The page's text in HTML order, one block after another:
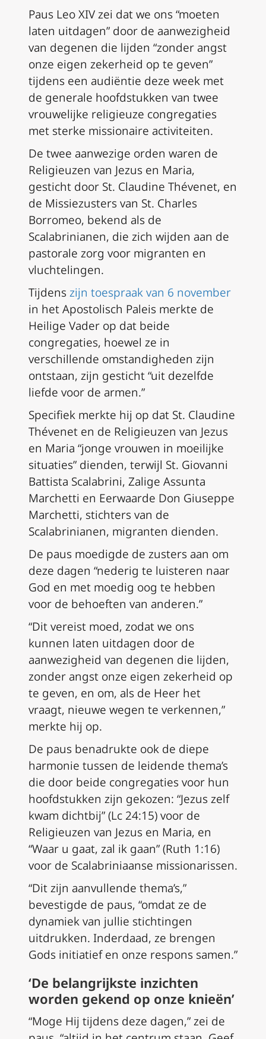
Paus Leo XIV zei dat we ons “moeten
laten uitdagen” door de aanwezigheid
van degenen die lijden “zonder angst
onze eigen zekerheid op te geven”
tijdens een audiëntie deze week met
de generale hoofdstukken van twee
vrouwelijke religieuze congregaties
met sterke missionaire activiteiten.
De twee aanwezige orden waren de
Religieuzen van Jezus en Maria,
gesticht door St. Claudine Thévenet, en
de Missiezusters van St. Charles
Borromeo, bekend als de
Scalabrinianen, die zich wijden aan de
pastorale zorg voor migranten en
vluchtelingen.
Tijdens zijn toespraak van 6 november
in het Apostolisch Paleis merkte de
Heilige Vader op dat beide
congregaties, hoewel ze in
verschillende omstandigheden zijn
ontstaan, zijn gesticht “uit dezelfde
liefde voor de armen.”
Specifiek merkte hij op dat St. Claudine
Thévenet en de Religieuzen van Jezus
en Maria “jonge vrouwen in moeilijke
situaties” dienden, terwijl St. Giovanni
Battista Scalabrini, Zalige Assunta
Marchetti en Eerwaarde Don Giuseppe
Marchetti, stichters van de
Scalabrinianen, migranten dienden.
De paus moedigde de zusters aan om
deze dagen “nederig te luisteren naar
God en met moedig oog te hebben
voor de behoeften van anderen.”
“Dit vereist moed, zodat we ons
kunnen laten uitdagen door de
aanwezigheid van degenen die lijden,
zonder angst onze eigen zekerheid op
te geven, en om, als de Heer het
vraagt, nieuwe wegen te verkennen,”
merkte hij op.
De paus benadrukte ook de diepe
harmonie tussen de leidende thema’s
die door beide congregaties voor hun
hoofdstukken zijn gekozen: “Jezus zelf
kwam dichtbij” (Lc 24:15) voor de
Religieuzen van Jezus en Maria, en
“Waar u gaat, zal ik gaan” (Ruth 1:16)
voor de Scalabriniaanse missionarissen.
“Dit zijn aanvullende thema’s,”
bevestigde de paus, “omdat ze de
dynamiek van jullie stichtingen
uitdrukken. Inderdaad, ze brengen
Gods initiatief en onze respons samen.”
‘De belangrijkste inzichten
worden gekend op onze knieën’
“Moge Hij tijdens deze dagen,” zei de